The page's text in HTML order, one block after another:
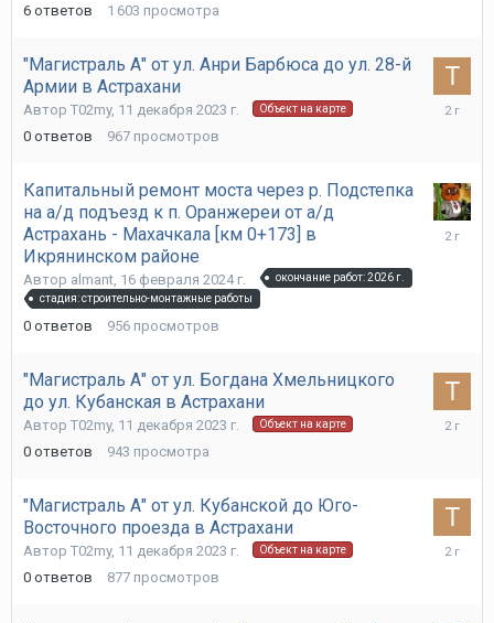
6 ответов 1 603 просмотра
"Магистраль А" от ул. Анри Барбюса до ул. 28-й
Армии в Астрахани
Автор T02my, 11 декабря 2023 г. Объект на карте
0 ответов 967 просмотров
11
Капитальный ремонт моста через р. Подстепка
на а/д подъезд к п. Оранжереи от а/д
Астрахань - Махачкала [км 0+173] в
Икрянинском районе
Автор almant 16 февраля 2024 г.
окончание работ: 2026 г.
стадия: строительно-монтажные работы
0 ответов 956 просмотров
16
"Магистраль А" от ул. Богдана Хмельницкого
до ул. Кубанская в Астрахани
Автор T02my, 11 декабря 2023 г. Объект на карте
0 ответов 943 просмотра
11
"Магистраль А" от ул. Кубанской до Юго-
Восточного проезда в Астрахани
Автор T02my, 11 декабря 2023 г. Объект на карте
0 ответов 877 просмотров
11